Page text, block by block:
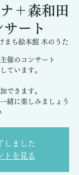
＋森和田
サート
まち絵本館 木のうた
催のコンサート
ています。
できます。
緒に楽しみましょう
しました
トを見る